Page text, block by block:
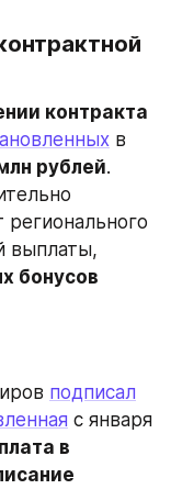
контракта
в
рублей.
бонусов
подписал
с января
в